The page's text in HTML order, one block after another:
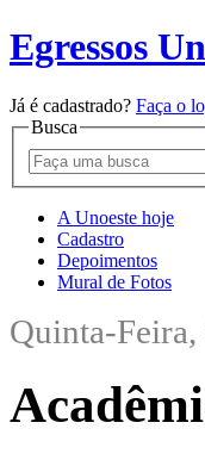
Egressos
Já é cadastrado? Faça o
Busca
A Unoeste hoje
Cadastro
Depoimentos
Mural de Fotos
Quinta-